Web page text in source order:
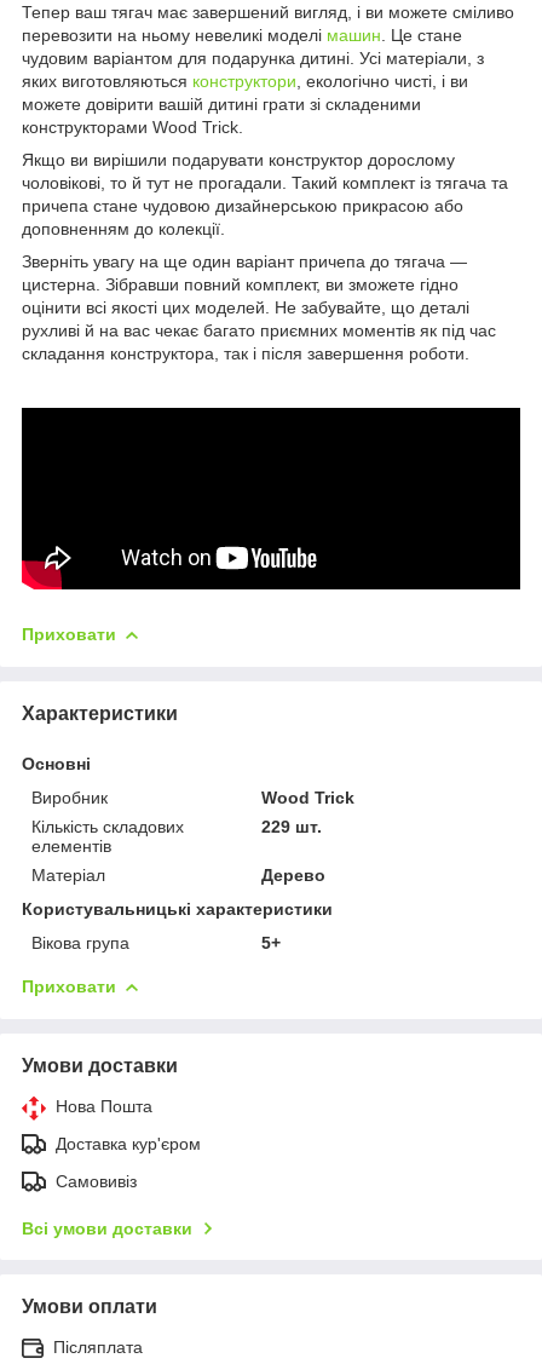
Тепер ваш тягач має завершений вигляд, і ви можете сміливо
перевозити на ньому невеликі моделі машин . Це стане
чудовим варіантом для подарунка дитині. Усі матеріали, з
яких виготовляються конструктори , екологічно чисті, і ви
можете довірити вашій дитині грати зі складеними
конструкторами Wood Trick.
Якщо ви вирішили подарувати конструктор дорослому
чоловікові, то й тут не прогадали. Такий комплект із тягача та
причепа стане чудовою дизайнерською прикрасою або
доповненням до колекції.
Зверніть увагу на ще один варіант причепа до тягача —
цистерна. Зібравши повний комплект, ви зможете гідно
оцінити всі якості цих моделей. Не забувайте, що деталі
рухливі й на вас чекає багато приємних моментів як під час
складання конструктора, так і після завершення роботи.
Приховати
Характеристики
Основні
Виробник
Wood Trick
Кількість складових
елементів
229 шт.
Матеріал
Дерево
Користувальницькі характеристики
Вікова група
5+
Приховати
Умови доставки
Нова Пошта
Доставка кур'єром
Самовивіз
Всі умови доставки
Умови оплати
Післяплата